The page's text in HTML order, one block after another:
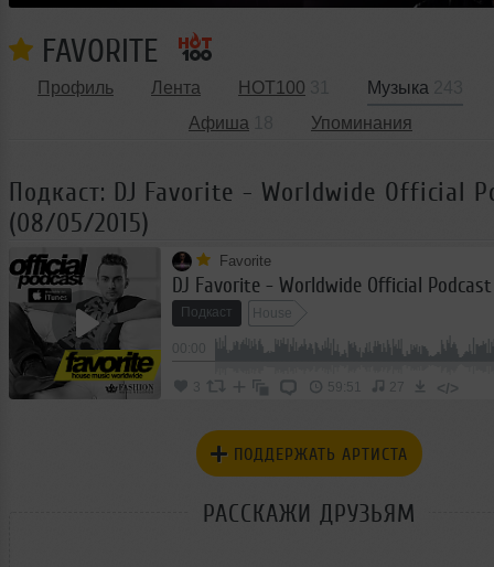
FAVORITE
Профиль Лента HOT100 Музыка
Афиша
Упоминания
Подкаст: DJ Favorite - Worldwide Official
(08/05/2015)
Favorite
Подкаст House
3 59:51 27 </>
ПОДДЕРЖАТЬ АРТИСТА
РАССКАЖИ ДРУЗЬЯМ